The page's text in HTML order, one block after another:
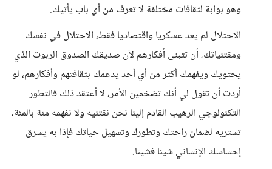
وهو بوابة لثقافات مختلفة لا تعرف من أي باب يأتيك.
الاحتلال لم يعد عسكريا واقتصاديا فقط، الاحتلال في نفسك
ومقتنياتك، أن تتبنى أفكارهم لأن صديقك الصدوق الربوت الذي
يحتويك ويفهمك أكثر من أي أحد يدعمك بثقافتهم وأفكارهم، لو
أردت أن تقول لي أنك تضخمين الأمر، لا أعتقد ذلك فالتطور
التكنولوجي الرهيب القادم إلينا نحن نقتنيه ولا نفهمه مئة بالمئة،
تشتريه لضمان راحتك وتطورك وتسهيل حياتك فإذا به يسرق
إحساسك الإنساني شيئا فشيئا.